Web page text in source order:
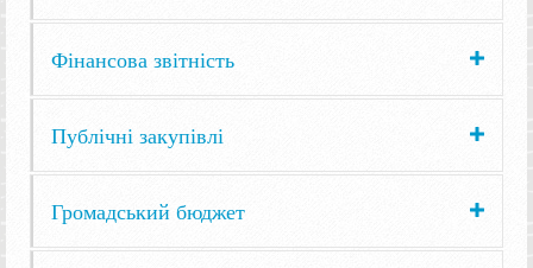
Фінансова звітність
Публічні закупівлі
Громадський бюджет